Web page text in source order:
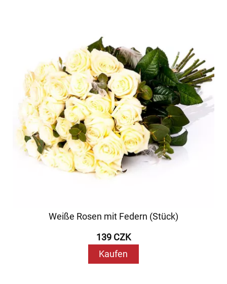
Weiße Rosen mit Federn (Stück)
139 CZK
Kaufen